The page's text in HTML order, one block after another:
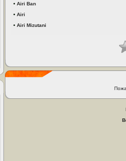
• Airi Ban
• Airi
• Airi Mizutani